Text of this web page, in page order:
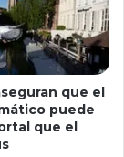
que el
puede
que el